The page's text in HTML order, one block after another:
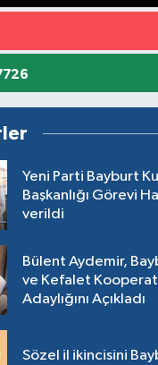
Yeni Parti Bayburt
Başkanlığı Görevi
verildi
Bülent Aydemir,
ve Kefalet
Adaylığını Açıkladı
Sözel il ikincisini